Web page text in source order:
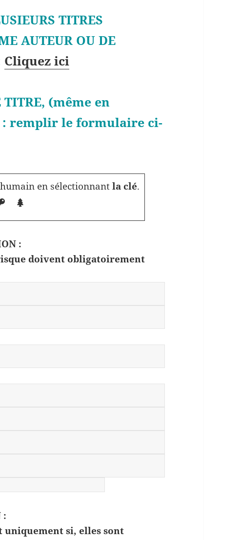
TITRES
AUTEUR OU DE
Cliquez ici
TITRE, (même en
remplir le formulaire ci-
en sélectionnantla clé.
:
doivent obligatoirement
:
si, elles sont